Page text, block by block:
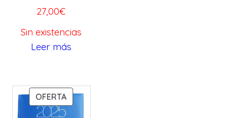
27,00€
Sin existencias
Leer más
OFERTAP
R